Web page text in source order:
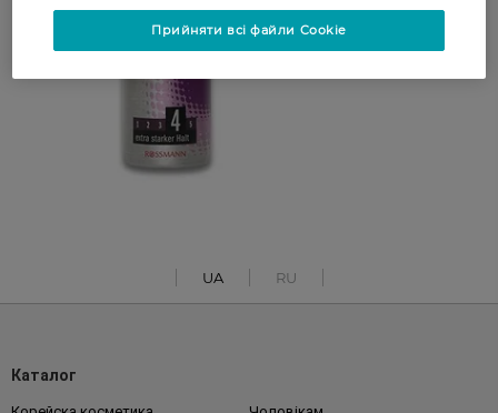
UA RU
Каталог
Прийняти всі файли Cookie